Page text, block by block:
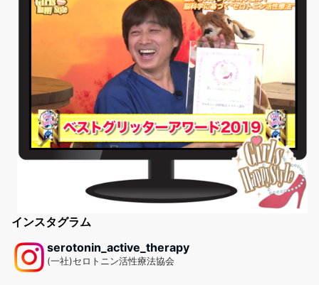
インスタグラム
serotonin_active_therapy
(一社)セロトニン活性療法協会